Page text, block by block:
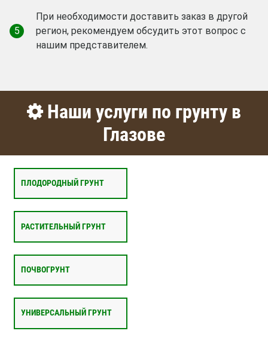
5
При необходимости доставить заказ в другой
регион, рекомендуем обсудить этот вопрос с
нашим представителем.
Наши услуги по грунту в
Глазове
ПЛОДОРОДНЫЙ ГРУНТ
РАСТИТЕЛЬНЫЙ ГРУНТ
ПОЧВОГРУНТ
УНИВЕРСАЛЬНЫЙ ГРУНТ